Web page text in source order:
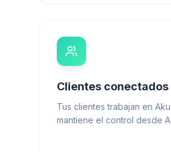
Clientes conectados
Tus clientes trabajan en
mantiene el control desde